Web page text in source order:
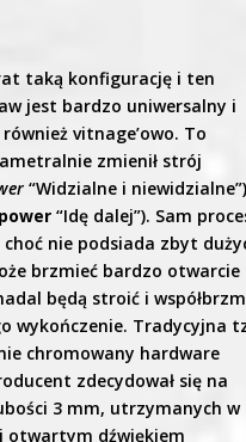
taką konfigurację i ten
jest bardzo uniwersalny i
vitnage’owo. To
zmienił strój
“Widzialne i
“Idę dalej”). Sam
nie podsiada zbyt
brzmieć bardzo otwarcie
będą stroić i
wykończenie. Tradycyjna
chromowany hardware
zdecydował się na
3 mm, utrzymanych w
otwartym dźwiękiem